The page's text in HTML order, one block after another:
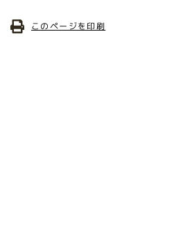
このページを印刷